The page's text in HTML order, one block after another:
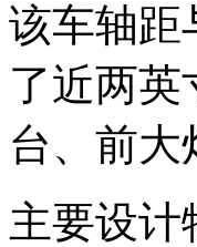
该车轴距
了近两英
台、前大
主要设计